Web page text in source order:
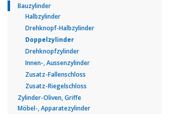
Bauzylinder
Halbzylinder
Drehknopf-Halbzylinder
Doppelzylinder
Drehknopfzylinder
Innen-, Aussenzylinder
Zusatz-Fallenschloss
Zusatz-Riegelschloss
Zylinder-Oliven, Griffe
Möbel-, Apparatezylinder